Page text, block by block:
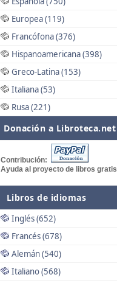
Europea (119)
Francófona (376)
Hispanoamericana (398)
Greco-Latina (153)
Italiana (53)
Rusa (221)
Donación a Libroteca.net
Contribución:
Ayuda al proyecto de libros gratis
Libros de idiomas
Inglés (652)
Francés (678)
Alemán (540)
Italiano (568)